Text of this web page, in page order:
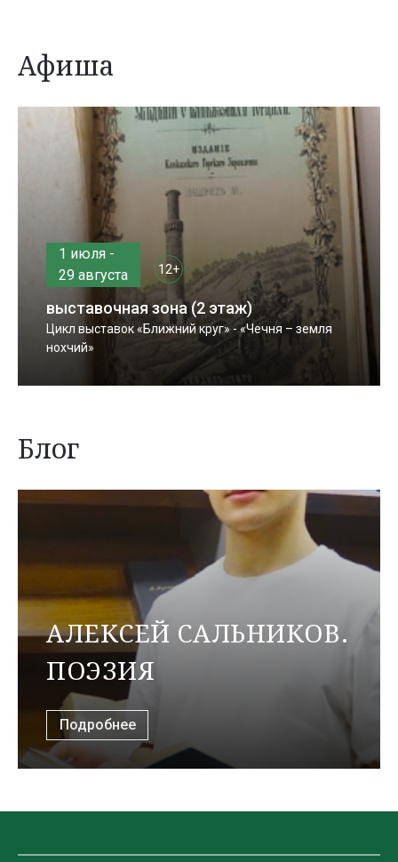
Афиша
1 июля -
29 августа
12+
выставочная зона (2 этаж)
Цикл выставок «Ближний круг» - «Чечня – земля
нохчий»
Блог
АЛЕКСЕЙ САЛЬНИКОВ.
ПОЭЗИЯ
Подробнее